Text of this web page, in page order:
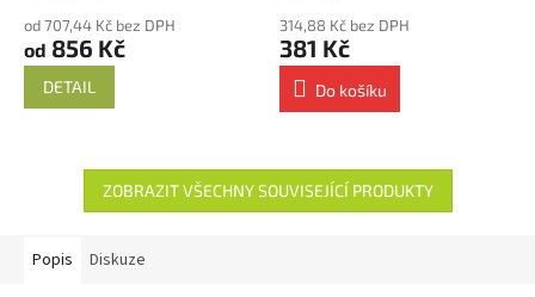
od 707,44 Kč bez DPH
od 856 Kč
DETAIL
314,88 Kč bez DPH
381 Kč
Do košíku
ZOBRAZIT VŠECHNY SOUVISEJÍCÍ PRODUKTY
Popis Diskuze